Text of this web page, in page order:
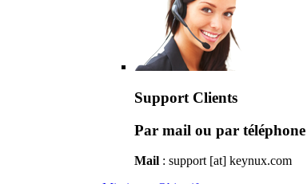
Support Clients
Par mail ou par
Mail : support [at] keynux.com